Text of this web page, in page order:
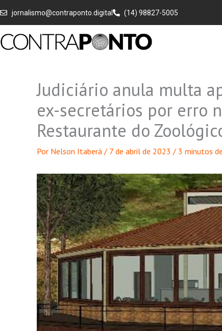
para
conteúdo
jornalismo@contraponto.digital (14) 98827-5005
Judiciário anula multa
ex-secretários por erro
Restaurante do
Por Nelson Itaberá / 7 de abril de 2023 / 3 minutos